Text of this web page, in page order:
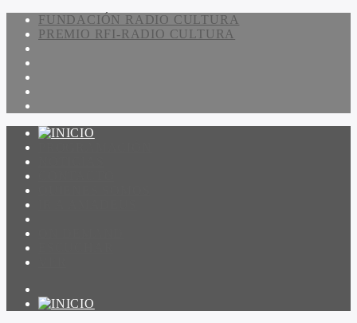
FUNDACIÓN RADIO CULTURA
PREMIO RFI-RADIO CULTURA